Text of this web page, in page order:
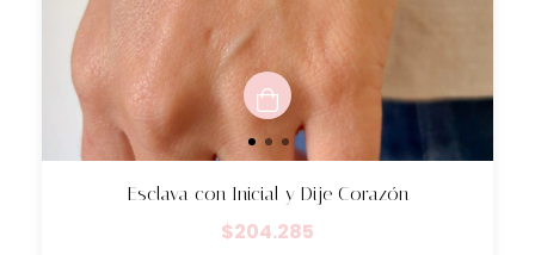
Esclava con Inicial y Dije Corazón
$204.285